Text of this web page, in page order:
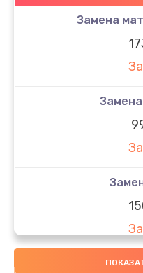
Замена
Замена